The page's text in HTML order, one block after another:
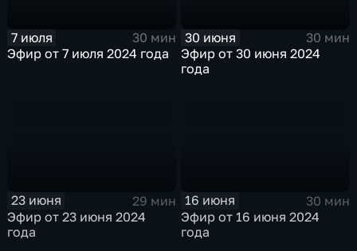
7 июля
30 мин
Эфир от 7 июля 2024 года
30 июня
30 мин
Эфир от 30 июня 2024
года
23 июня
29 мин
Эфир от 23 июня 2024
года
16 июня
30 мин
Эфир от 16 июня 2024
года